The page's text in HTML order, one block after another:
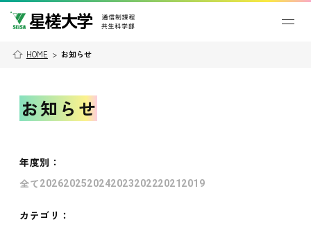
HOME > お知らせ
お知らせ
年度別 ：
全て202620252024202320222021 2019
カテゴリ：